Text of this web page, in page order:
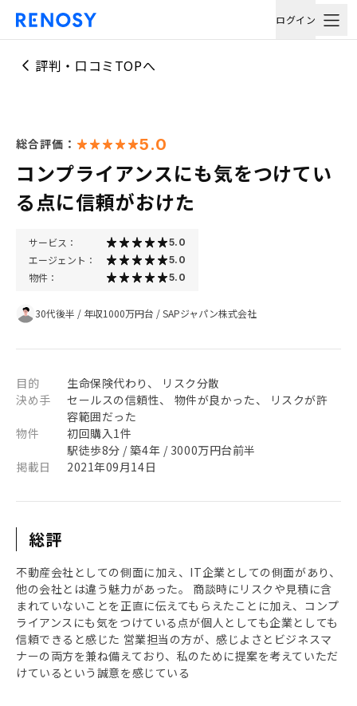
ログイン
評判・口コミTOPへ
総合評価： 5.0
コンプライアンスにも気をつけてい
る点に信頼がおけた
サービス： 5.0
エージェント： 5.0
物件： 5.0
30代後半 / 年収1000万円台 /SAPジャパン株式会社
目的
生命保険代わり、 リスク分散
決め手
セールスの信頼性、 物件が良かった、 リスクが許
容範囲だった
物件
初回購入1件
駅徒歩8分 / 築4年 / 3000万円台前半
掲載日
2021年09月14日
総評
不動産会社としての側面に加え、IT企業としての側面があり、
他の会社とは違う魅力があった。 商談時にリスクや見積に含
まれていないことを正直に伝えてもらえたことに加え、コンプ
ライアンスにも気をつけている点が個人としても企業としても
信頼できると感じた 営業担当の方が、感じよさとビジネスマ
ナーの両方を兼ね備えており、私のために提案を考えていただ
けているという誠意を感じている